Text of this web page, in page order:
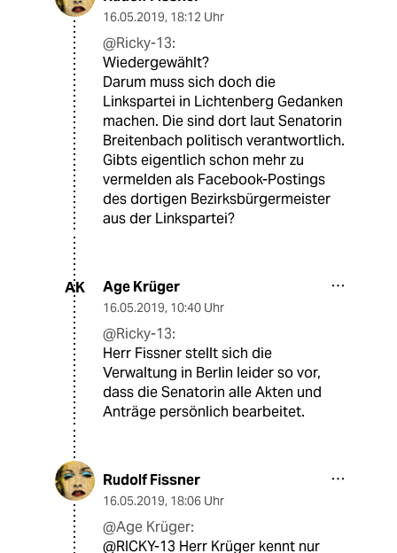
16.05.2019, 18:12 Uhr
@Ricky-13:
Wiedergewählt?
Darum muss sich doch die
Linkspartei in Lichtenberg Gedanken
machen. Die sind dort laut Senatorin
Breitenbach politisch verantwortlich.
Gibts eigentlich schon mehr zu
vermelden als Facebook-Postings
des dortigen Bezirksbürgermeister
aus der Linkspartei?
AK Age Krüger
16.05.2019, 10:40 Uhr
@Ricky-13:
Herr Fissner stellt sich die
Verwaltung in Berlin leider so vor,
dass die Senatorin alle Akten und
Anträge persönlich bearbeitet.
Rudolf Fissner
16.05.2019, 18:06 Uhr
@Age Krüger:
@RICKY-13 Herr Krüger kennt nur